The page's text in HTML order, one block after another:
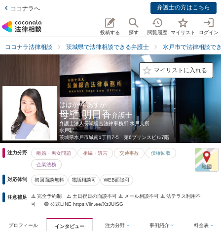
ココナラへ 弁護士の方はこちら
投稿する 探す 閲覧履歴 マイリスト ログイン
ココナラ法律相談 茨城県で法律相談できる弁護士 水戸市で法律相談で
マイリストに入れる
ははかべ あすか
母壁 明日香弁護士
弁護士法人長瀬総合法律事務所 水戸支所
水戸駅
茨城県水戸市城南1丁目7-5 第6プリンスビル7階
注力分野 離婚・男女問題 相続・遺言 交通事故 債権回収
企業法務
対応体制 初回面談無料 電話相談可 WEB面談可
注意補足
⚠️ 完全予約制 ⚠️ 土日祝日の面談不可 ⚠️ メール相談不可 ⚠️ 法テラス利用不
可 🔵 公式LINE https://lin.ee/XzJUISG
プロフィール インタビュー 注力分野 事例紹介 料金表